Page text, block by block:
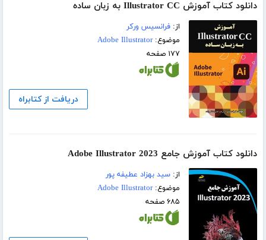
دانلود کتاب آموزش Illustrator CC به زبان ساده
از:فرانسیس ورکر
موضوع:Adobe Illustrator
۱۷۷ صفحه
دریافت از کتابراه
دانلود کتاب آموزش جامع Adobe Illustrator 2023
از:سید بهزاد عطیفه پور
موضوع:Adobe Illustrator
۶۸۵ صفحه